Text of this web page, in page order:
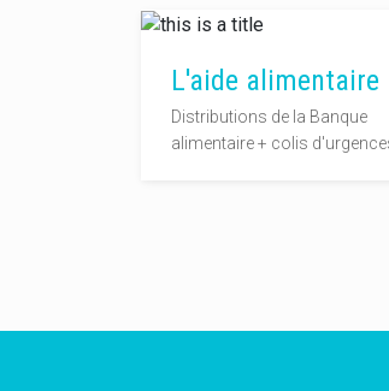
L'aide alimentaire
Distributions de la Banque
alimentaire + colis